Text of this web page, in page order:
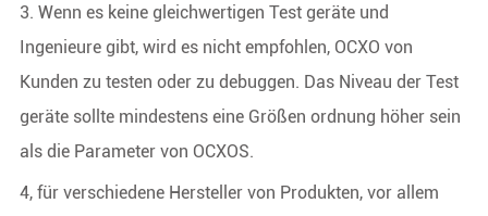
3. Wenn es keine gleichwertigen Test geräte und
Ingenieure gibt, wird es nicht empfohlen, OCXO von
Kunden zu testen oder zu debuggen. Das Niveau der Test
geräte sollte mindestens eine Größen ordnung höher sein
als die Parameter von OCXOS.
4, für verschiedene Hersteller von Produkten, vor allem